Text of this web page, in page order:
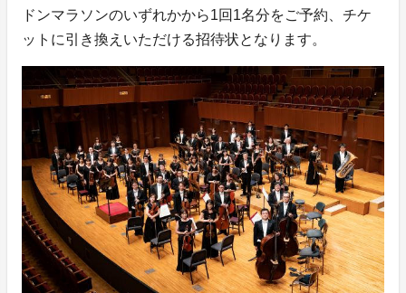
ドンマラソンのいずれかから1回1名分をご予約、チケ
ットに引き換えいただける招待状となります。